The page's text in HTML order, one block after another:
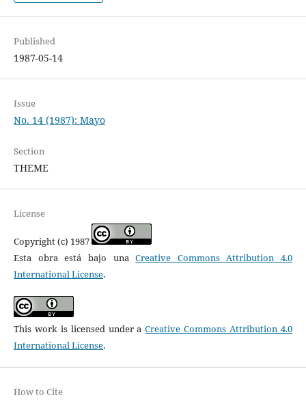
Published
1987-05-14
Issue
No. 14 (1987): Mayo
Section
THEME
License
Copyright (c) 1987
Esta obra está bajo unaCreative Commons Attribution 4.0
International License.
This work is licensed under aCreative Commons Attribution 4.0
International License.
How to Cite